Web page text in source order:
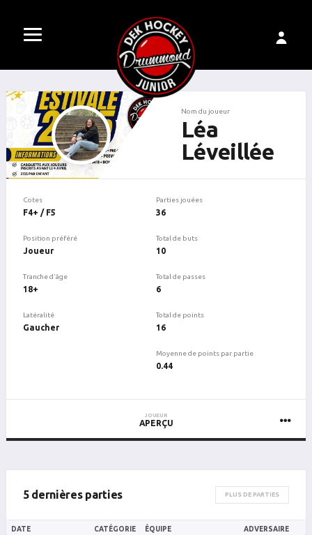
Nom du joueur
Léa
Léveillée
Cotes
F4+ / F5
Position préféré
Joueur
Tranche d'âge
18+
Latéralité
Gaucher
Parties jouées
36
Total de buts
10
Total de passes
6
Total de points
16
Moyenne de points par partie
0.44
JOUEUR
APERÇU
5 dernières parties PLUS DE PARTIES
DATE CATÉGORIE ÉQUIPE ADVERSAIRE